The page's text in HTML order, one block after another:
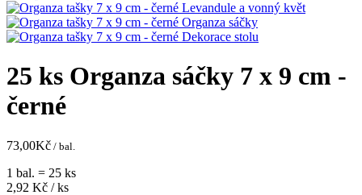
25 ks Organza sáčky 7 x 9 cm -
černé
73,00Kč / bal.
1 bal. = 25 ks
2,92 Kč / ks